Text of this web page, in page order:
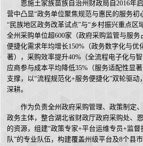
恩施土家族苗族自治州财政局自2016年
营中凸显“政务单位聚焦规范与惠民的服务初
“民族地区政务改革试点”与“乡村振兴重点
全州采购单位超600家（政府采购监管与服务
便捷化需求年均增长150%（政务数字化与优
著），采购效率提升40%（全流程电子化与
应商参与成本平均降低35%（服务适配性显
支撑，以“流程规范化+服务便捷化”双轮驱
深耕。
作为负责全州政府采购管理、政策制定
政务主体，整合湖北省财政厅政府采购处、
的资源，组建“政策专家+平台运维专员+监督
队”的专业队伍，构建覆盖州级平台及8个县